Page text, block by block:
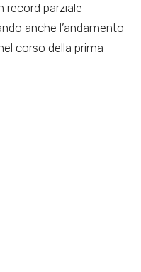
record parziale
anche l’andamento
corso della prima